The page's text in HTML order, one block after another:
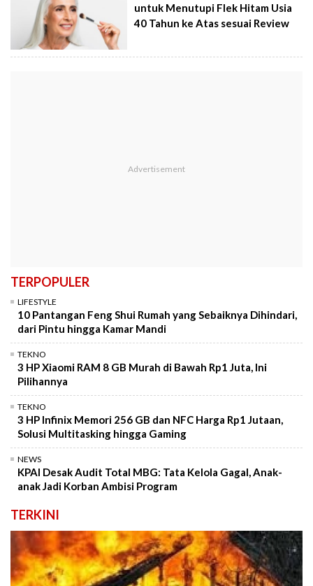
untuk Menutupi Flek Hitam Usia
40 Tahun ke Atas sesuai Review
TERPOPULER
LIFESTYLE
10 Pantangan Feng Shui Rumah yang Sebaiknya Dihindari,
dari Pintu hingga Kamar Mandi
TEKNO
3 HP Xiaomi RAM 8 GB Murah di Bawah Rp1 Juta, Ini
Pilihannya
TEKNO
3 HP Infinix Memori 256 GB dan NFC Harga Rp1 Jutaan,
Solusi Multitasking hingga Gaming
NEWS
KPAI Desak Audit Total MBG: Tata Kelola Gagal, Anak-
anak Jadi Korban Ambisi Program
TERKINI